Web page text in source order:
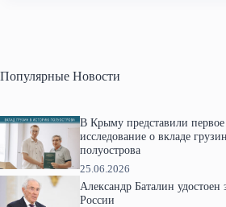
Популярные Новости
В Крыму представили первое
исследование о вкладе
полуострова
25.06.2026
Александр Баталин удостоен
России